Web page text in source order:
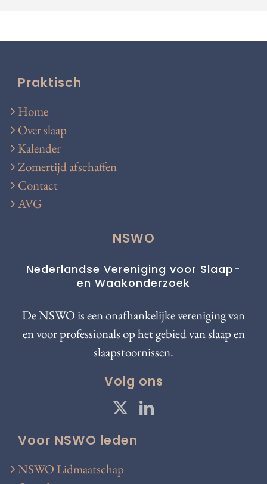
Praktisch
Home
Over slaap
Kalender
Zomertijd afschaffen
Contact
AVG
NSWO
Nederlandse Vereniging voor Slaap-
en Waakonderzoek
De NSWO is een onafhankelijke vereniging van
en voor professionals op het gebied van slaap en
slaapstoornissen.
Volg ons
Voor NSWO leden
NSWO Lidmaatschap